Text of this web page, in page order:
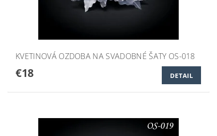
KVETINOVÁ OZDOBA NA SVADOBNÉ ŠATY OS-018
€18 DETAIL